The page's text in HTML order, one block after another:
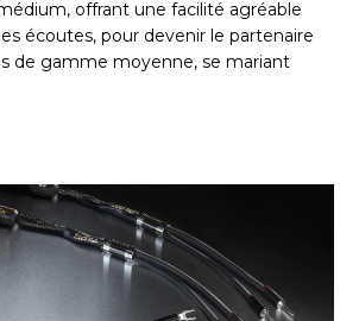
offrant une facilité agréable
écoutes, pour devenir le partenaire
de gamme moyenne, se mariant